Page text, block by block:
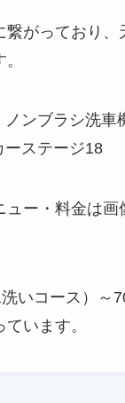
繋がっており、
ュー・料金は画
いコース）～
います。